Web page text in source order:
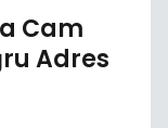
Cam
Adres